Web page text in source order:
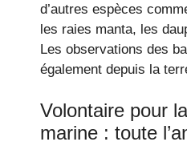
d’autres espèces
les raies manta, les
Les observations des
également depuis la
Volontaire pour
marine : toute